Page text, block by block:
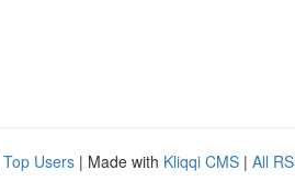
Top Users | Made with Kliqqi CMS | All